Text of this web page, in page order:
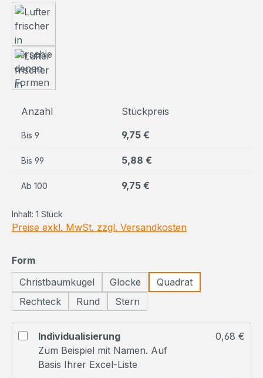
Anzahl Stückpreis
Bis 9 9,75 €
Bis 99 5,88 €
Ab 100 9,75 €
Inhalt: 1 Stück
Preise exkl. MwSt. zzgl. Versandkosten
Formauswählen
Christbaumkugel
Glocke
Quadrat
Rechteck
Rund Stern
Individualisierung
Zum Beispiel mit Namen. Auf
Basis Ihrer Excel-Liste
0,68 €